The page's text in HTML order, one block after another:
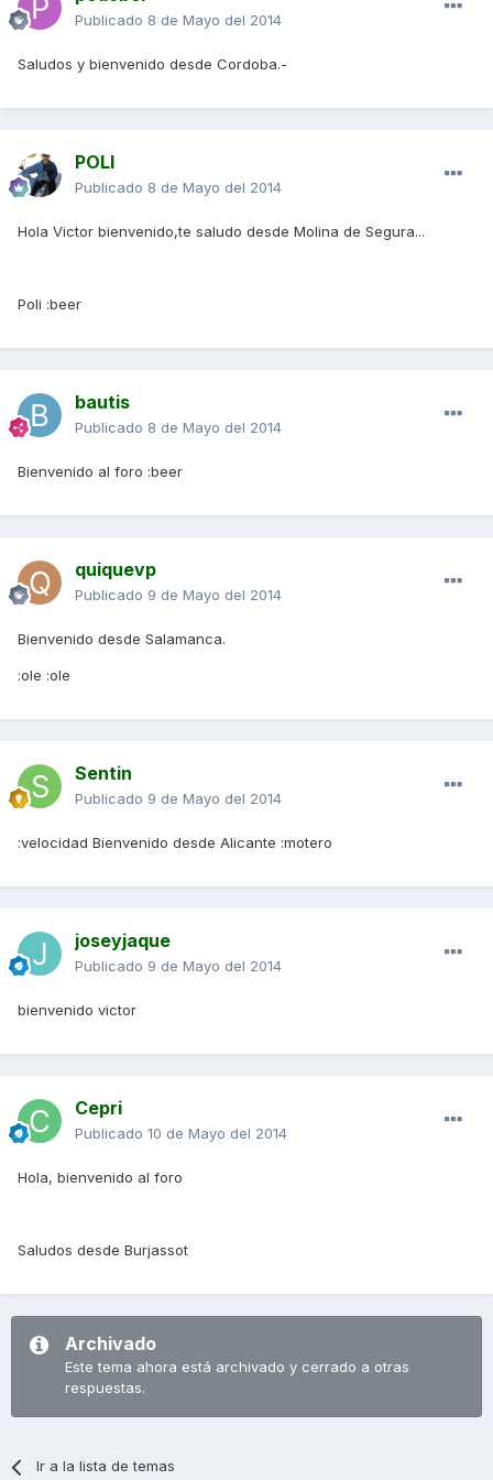
Publicado 8 de Mayo del 2014
Saludos y bienvenido desde Cordoba.-
POLI
Publicado 8 de Mayo del 2014
Hola Victor bienvenido,te saludo desde Molina de Segura...
Poli :beer
bautis
Publicado 8 de Mayo del 2014
Bienvenido al foro :beer
quiquevp
Publicado 9 de Mayo del 2014
Bienvenido desde Salamanca.
:ole :ole
Sentin
Publicado 9 de Mayo del 2014
:velocidad Bienvenido desde Alicante :motero
joseyjaque
Publicado 9 de Mayo del 2014
bienvenido victor
Cepri
Publicado 10 de Mayo del 2014
Hola, bienvenido al foro
Saludos desde Burjassot
Archivado
Este tema ahora está archivado y cerrado a otras
respuestas.
Ir a la lista de temas